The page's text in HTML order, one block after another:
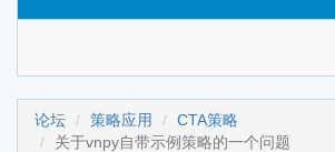
论坛 策略应用
CTA策略
关于vnpy自带示例策略的一个问题